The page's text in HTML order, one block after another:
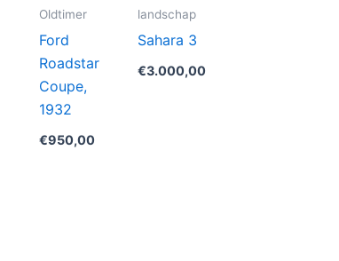
Oldtimer
Ford
Roadstar
Coupe,
1932
€950,00
landschap
Sahara 3
€3.000,00